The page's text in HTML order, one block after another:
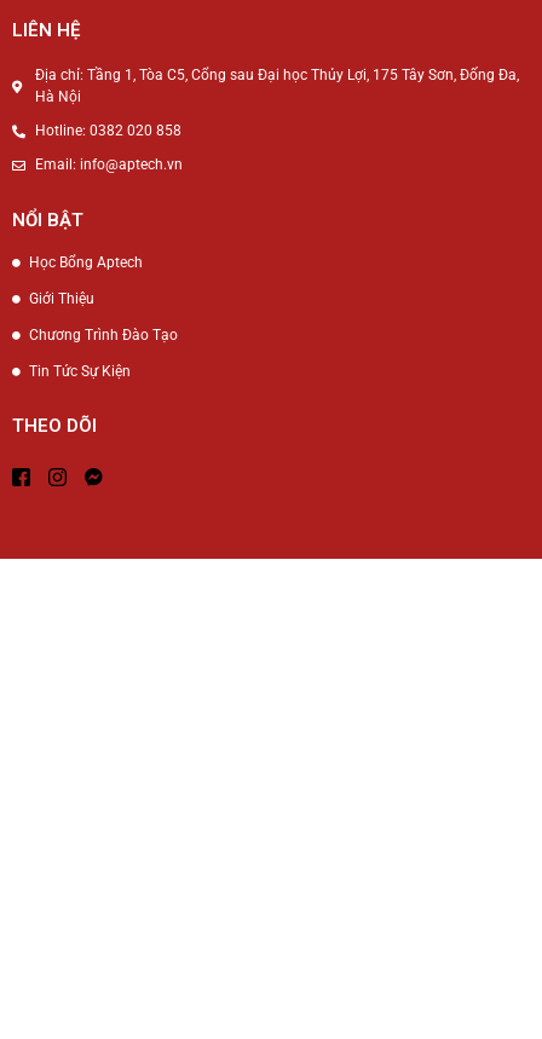
LIÊN HỆ
Địa chỉ: Tầng 1, Tòa C5, Cổng sau Đại học Thủy Lợi, 175 Tây Sơn, Đống Đa,
Hà Nội
Hotline: 0382 020 858
Email: info@aptech.vn
NỔI BẬT
Học Bổng Aptech
Giới Thiệu
Chương Trình Đào Tạo
Tin Tức Sự Kiện
THEO DÕI